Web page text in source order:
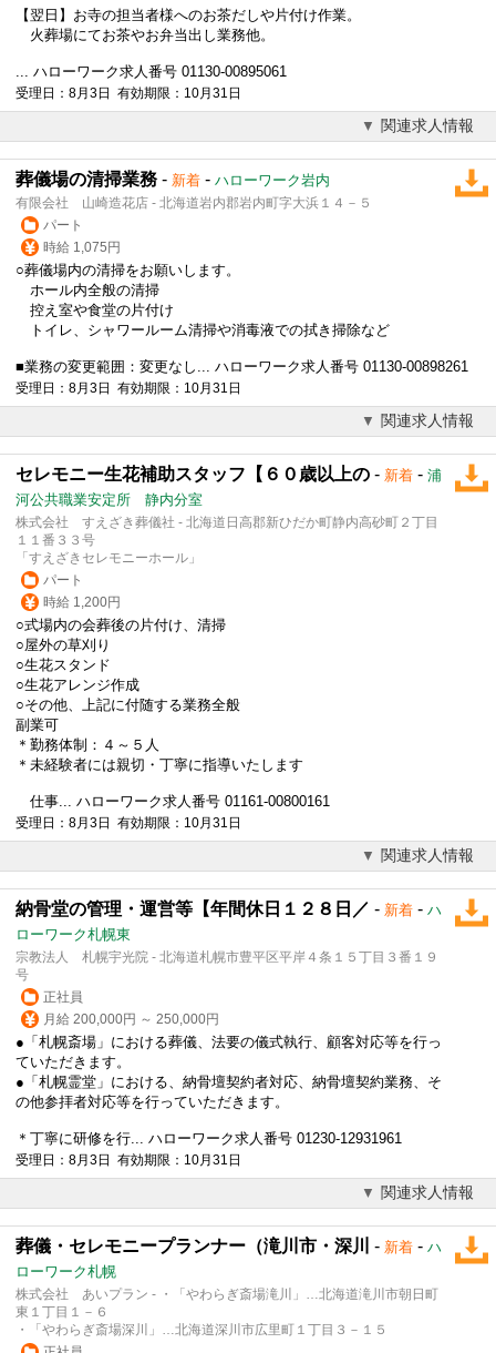
【翌日】お寺の担当者様へのお茶だしや片付け作業。
火葬場にてお茶やお弁当出し業務他。
... ハローワーク求人番号 01130-00895061
受理日：8月3日 有効期限：10月31日
関連求人情報
葬儀場の清掃業務 - 新着 - ハローワーク岩内
有限会社 山崎造花店 - 北海道岩内郡岩内町字大浜１４－５
パート
時給 1,075円
○葬儀場内の清掃をお願いします。
ホール内全般の清掃
控え室や食堂の片付け
トイレ、シャワールーム清掃や消毒液での拭き掃除など
■業務の変更範囲：変更なし... ハローワーク求人番号 01130-00898261
受理日：8月3日 有効期限：10月31日
関連求人情報
セレモニー生花補助スタッフ【６０歳以上の - 新着 - 浦
河公共職業安定所 静内分室
株式会社 すえざき葬儀社 - 北海道日高郡新ひだか町静内高砂町２丁目
１１番３３号
「すえざきセレモニーホール」
パート
時給 1,200円
○式場内の会葬後の片付け、清掃
○屋外の草刈り
○生花スタンド
○生花アレンジ作成
○その他、上記に付随する業務全般
副業可
＊勤務体制：４～５人
＊未経験者には親切・丁寧に指導いたします
仕事... ハローワーク求人番号 01161-00800161
受理日：8月3日 有効期限：10月31日
関連求人情報
納骨堂の管理・運営等【年間休日１２８日／ - 新着 - ハ
ローワーク札幌東
宗教法人 札幌宇光院 - 北海道札幌市豊平区平岸４条１５丁目３番１９
号
正社員
月給 200,000円 ～ 250,000円
●「札幌斎場」における葬儀 、法要の儀式執行、顧客対応等を行っ
ていただきます。
●「札幌霊堂」における、納骨壇契約者対応、納骨壇契約業務、そ
の他参拝者対応等を行っていただきます。
＊丁寧に研修を行... ハローワーク求人番号 01230-12931961
受理日：8月3日 有効期限：10月31日
関連求人情報
葬儀・セレモニープランナー（滝川市・深川 - 新着 - ハ
ローワーク札幌
株式会社 あいプラン - ・「やわらぎ斎場滝川」…北海道滝川市朝日町
東１丁目１－６
・「やわらぎ斎場深川」…北海道深川市広里町１丁目３－１５